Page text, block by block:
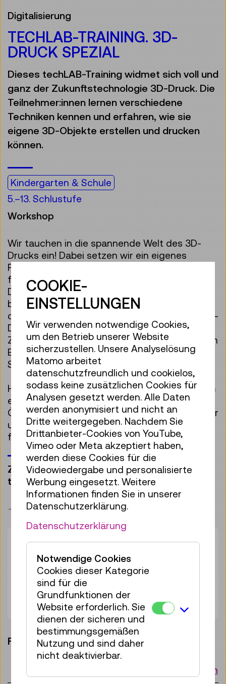
Digitalisierung
TECHLAB-TRAINING. 3D-
DRUCK SPEZIAL
Dieses techLAB-Training widmet sich voll und
ganz der Zukunftstechnologie 3D-Druck. Die
Teilnehmer:innen lernen verschiedene
Techniken kennen und erfahren, wie sie
eigene 3D-Objekte erstellen und drucken
können.
Kindergarten & Schule
5.–13. Schlustufe
Workshop
Wir tauchen in die spannende Welt des 3D-
Drucks ein! Dabei setzen wir ein eigenes
Projekt um und klären Fragen wie: Wie
funktioniert der 3D-Drucker? Welche
Druckverfahren gibt es, welche Möglichkeiten
bieten sie und welche Materialien können
dabei verwendet werden? Wie entsteht ein 3D-
Druckdesign? Zum Abschluss besprechen wir
Zukunftsvisionen und wie man bei der rasanten
Entwicklung des 3D-Drucks am aktuellen
Stand bleibt.
Hat dir das Ganze Spaß gemacht? Dann komm
einfach während der regulären techLAB-
Öffnungszeiten (Do–So, 14:00–17:30 Uhr) wieder
und arbeite an deinen Projekten weiter. Wir
freuen uns auf das gemeinsame Tüfteln.
Zwei Begleitpersonen können kostenlos
teilnehmen.
Merken
Dauer:01:30h
Gruppengröße:28
Erwachsene € 6,50
Unter 19 Jahren
Pauschale unter 15 Personen:
Fragen Sie Ihren Termin an:
Anfragen
COOKIE-
EINSTELLUNGEN
Wir verwenden notwendige Cookies,
um den Betrieb unserer Website
sicherzustellen. Unsere Analyselösung
Matomo arbeitet
datenschutzfreundlich und cookielos,
sodass keine zusätzlichen Cookies für
Analysen gesetzt werden. Alle Daten
werden anonymisiert und nicht an
Dritte weitergegeben. Nachdem Sie
Drittanbieter-Cookies von YouTube,
Vimeo oder Meta akzeptiert haben,
werden diese Cookies für die
Videowiedergabe und personalisierte
Werbung eingesetzt. Weitere
Informationen finden Sie in unserer
Datenschutzerklärung.
Datenschutzerklärung
Notwendige Cookies
Cookies dieser Kategorie
sind für die
Grundfunktionen der
Website erforderlich. Sie
dienen der sicheren und
bestimmungsgemäßen
Nutzung und sind daher
nicht deaktivierbar.